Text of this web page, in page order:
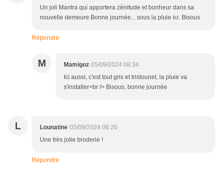
Un joli Mantra qui apportera zénitude et bonheur dans sa
nouvelle demeure.Bonne journée... sous la pluie ici. Bisous
Répondre
M Mamigoz 05/09/2024 08:34
Ici aussi, c'est tout gris et tristounet, la pluie va
s'installer<br /> Bisous, bonne journée
L Lounatine 05/09/2024 06:20
Une très jolie broderie !
Répondre